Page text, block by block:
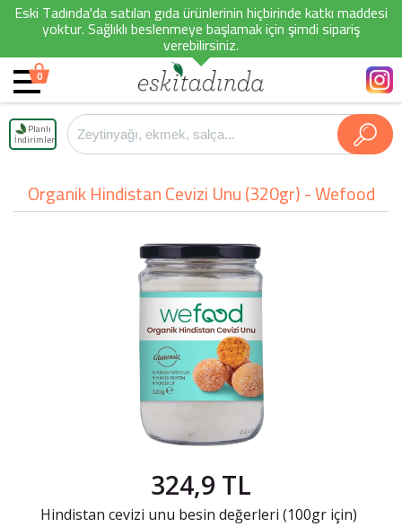
Eski Tadında'da satılan gıda ürünlerinin hiçbirinde katkı maddesi
yoktur. Sağlıklı beslenmeye başlamak için şimdi sipariş
verebilirsiniz.
0
Planlı
İndirimler
Organik Hindistan Cevizi Unu (320gr) - Wefood
324,9 TL
Hindistan cevizi unu besin değerleri (100gr için)